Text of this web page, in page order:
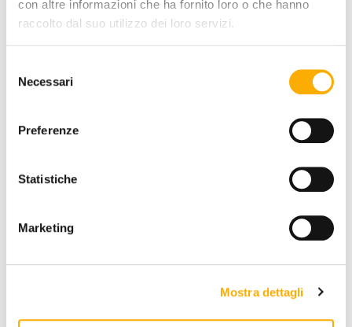
con altre informazioni che ha fornito loro o che hanno
raccolto dal suo utilizzo dei loro servizi.
delNecessari
Preferenze
Statistiche
Marketing
Mostra dettagli
Frame Talenti - Outdoor Chair